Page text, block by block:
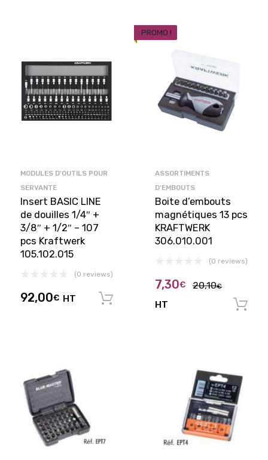
MODULES D'OUTILS POUR
SERVANTE
Insert BASIC LINE
de douilles 1/4″ +
3/8″ + 1/2″ – 107
pcs Kraftwerk
105.102.015
(0 reviews)
92,00€ HT
PROMO !
ASSORTIMENTS
D'EMBOUTS
Boite d’embouts
magnétiques 13 pcs
KRAFTWERK
306.010.001
(0 reviews)
20,10€
7,30€
HT